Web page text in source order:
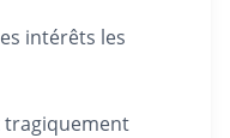
intérêts les
tragiquement